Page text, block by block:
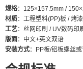
规格：125×157.5mm /
材质：工程塑料(PP)板 / 烤
工艺：丝网印刷 / UV数码印
版面：中文+英文双语
安装方式：PP板/铝板螺丝